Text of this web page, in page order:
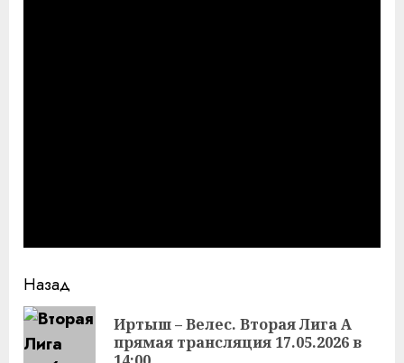
Продолжить
чтение
Назад
Иртыш – Велес. Вторая Лига А
прямая трансляция 17.05.2026 в